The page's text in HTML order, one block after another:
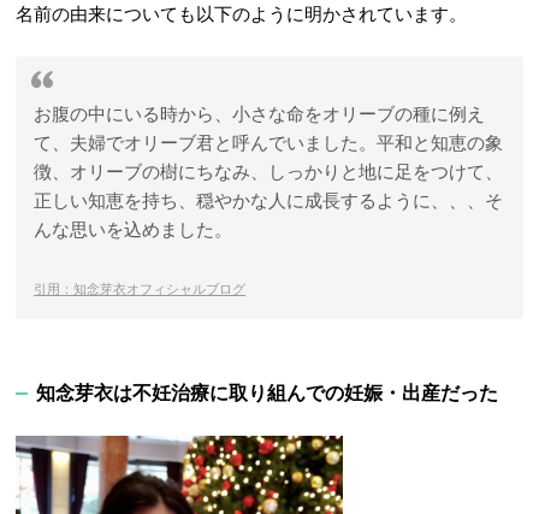
名前の由来についても以下のように明かされています。
お腹の中にいる時から、小さな命をオリーブの種に例え
て、夫婦でオリーブ君と呼んでいました。平和と知恵の象
徴、オリーブの樹にちなみ、しっかりと地に足をつけて、
正しい知恵を持ち、穏やかな人に成長するように、、、そ
んな思いを込めました。
引用：知念芽衣オフィシャルブログ
知念芽衣は不妊治療に取り組んでの妊娠・出産だった